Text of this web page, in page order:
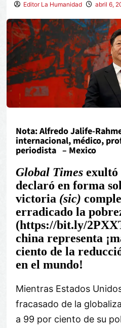
Editor La Humanidad abril 6,
Nota: Alfredo Jalife-
internacional, médico,
periodista – Mexico
Global Timesexultó
declaró en forma
victoria (sic)
erradicado la
(https://bit.ly/
china representa
ciento de la
en el mundo!
Mientras Estados
fracasado de la
a 99 por ciento de su